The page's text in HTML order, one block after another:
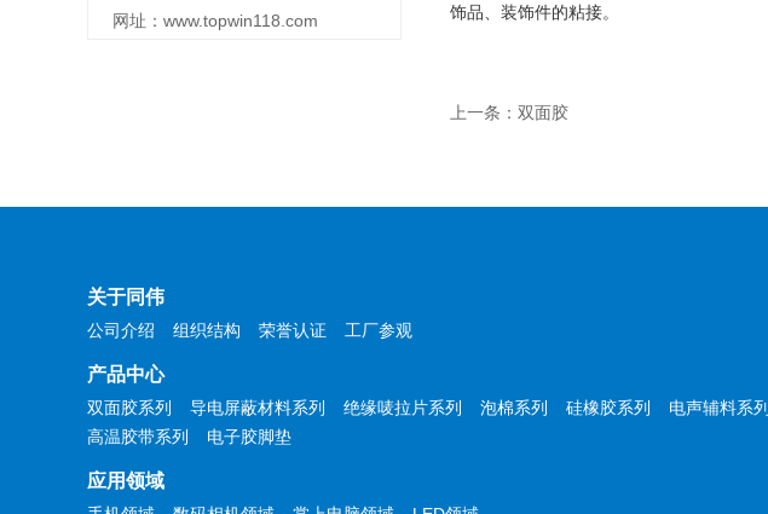
网址：www.topwin118.com
饰品、装饰件的粘接。
上一条：双面胶
关于同伟
公司介绍 组织结构 荣誉认证 工厂参观
产品中心
双面胶系列 导电屏蔽材料系列 绝缘唛拉片系列 泡棉系列 硅橡胶系列 电声辅料系列
高温胶带系列
电子胶脚垫
应用领域